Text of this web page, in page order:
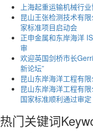
上海起重运输机械行
昆山王张检测技术有
家标准项目启动会
正申金属和东岸海洋
审
欢迎英国剑桥市长
新论坛”
昆山东岸海洋工程有
昆山东岸海洋工程有
国家标准顺利通过审定
热门关键词